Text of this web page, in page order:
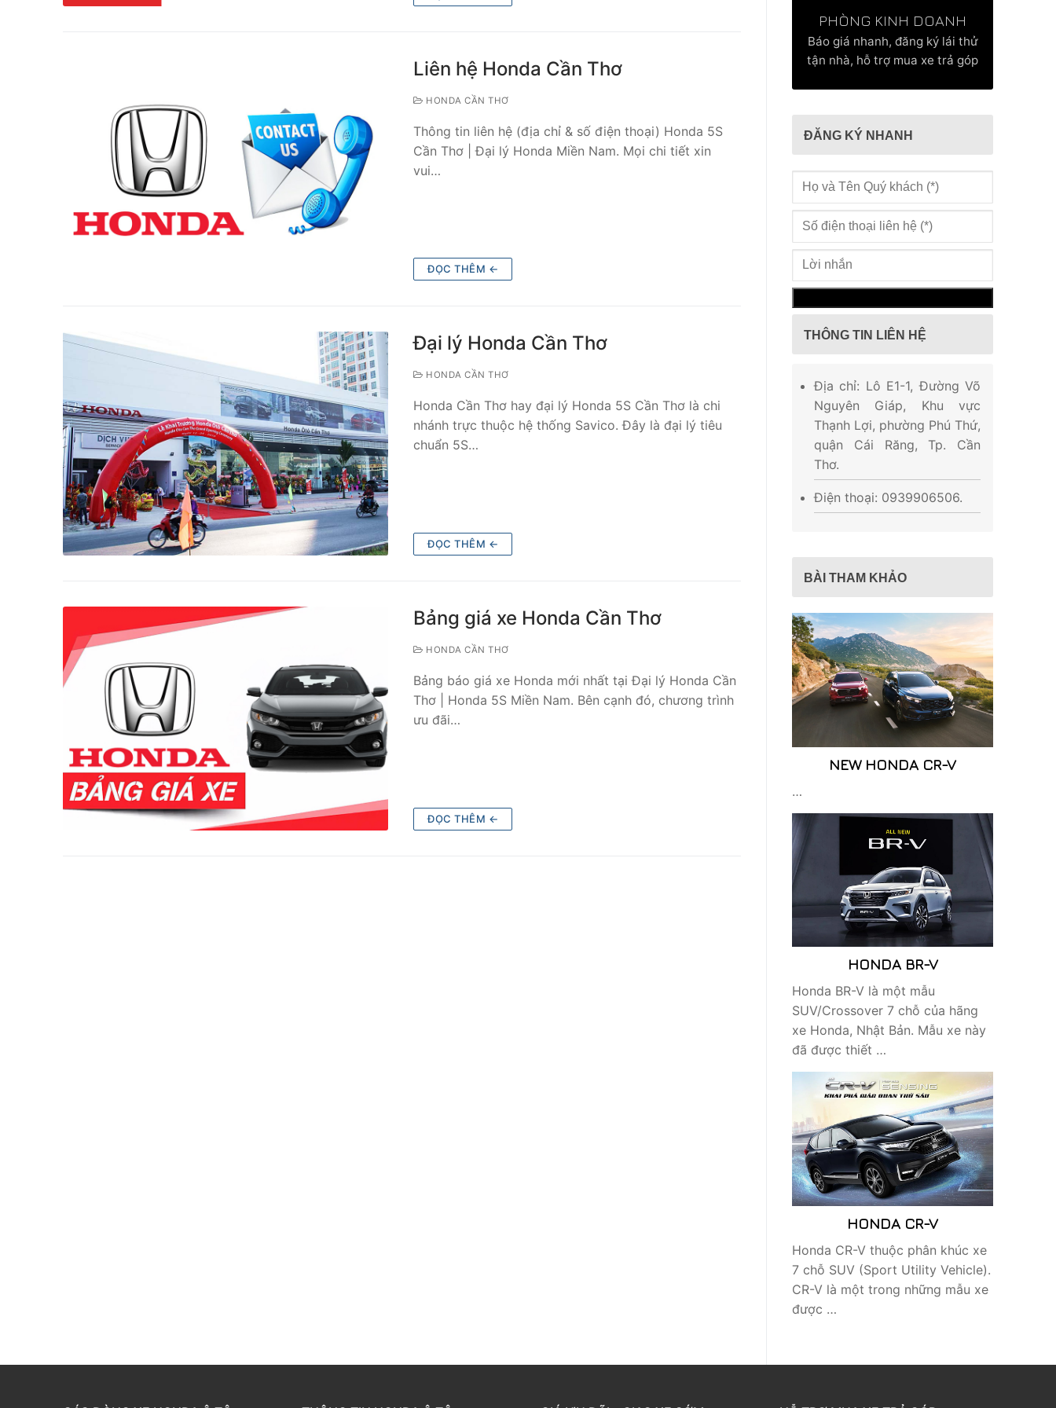
Liên hệ Honda Cần Thơ
HONDA CẦN THƠ
Thông tin liên hệ (địa chỉ & số điện thoại) Honda 5S
Cần Thơ | Đại lý Honda Miền Nam. Mọi chi tiết xin
vui…
ĐỌC THÊM ←
Đại lý Honda Cần Thơ
HONDA CẦN THƠ
Honda Cần Thơ hay đại lý Honda 5S Cần Thơ là chi
nhánh trực thuộc hệ thống Savico. Đây là đại lý tiêu
chuẩn 5S…
ĐỌC THÊM ←
Bảng giá xe Honda Cần Thơ
HONDA CẦN THƠ
Bảng báo giá xe Honda mới nhất tại Đại lý Honda Cần
Thơ | Honda 5S Miền Nam. Bên cạnh đó, chương trình
ưu đãi…
ĐỌC THÊM ←
PHÒNG KINH DOANH
Báo giá nhanh, đăng ký lái thử
tận nhà, hỗ trợ mua xe trả góp
ĐĂNG KÝ NHANH
THÔNG TIN LIÊN HỆ
Địa chỉ: Lô E1-1, Đường Võ
Nguyên Giáp, Khu vực
Thạnh Lợi, phường Phú Thứ,
quận Cái Răng, Tp. Cần
Thơ.
Điện thoại: 0939906506.
BÀI THAM KHẢO
NEW HONDA CR-V
…
HONDA BR-V
Honda BR-V là một mẫu
SUV/Crossover 7 chỗ của hãng
xe Honda, Nhật Bản. Mẫu xe này
đã được thiết …
HONDA CR-V
Honda CR-V thuộc phân khúc xe
7 chỗ SUV (Sport Utility Vehicle).
CR-V là một trong những mẫu xe
được …